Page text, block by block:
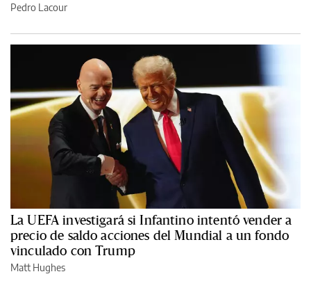
Pedro Lacour
La UEFA investigará si Infantino intentó vender a
precio de saldo acciones del Mundial a un fondo
vinculado con Trump
Matt Hughes